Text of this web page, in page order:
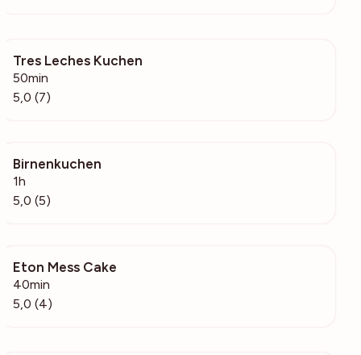
Tres Leches Kuchen
50min
5,0 (7)
Birnenkuchen
1h
5,0 (5)
Eton Mess Cake
40min
5,0 (4)